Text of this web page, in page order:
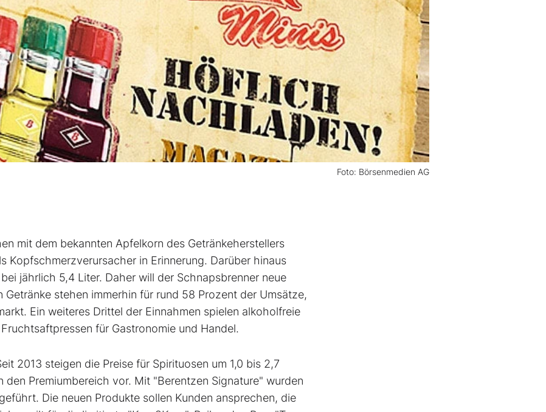
Foto: Börsenmedien AG
mit dem bekannten Apfelkorn des Getränkeherstellers
Kopfschmerzverursacher in Erinnerung. Darüber hinaus
jährlich 5,4 Liter. Daher will der Schnapsbrenner neue
stehen immerhin für rund 58 Prozent der Umsätze,
Ein weiteres Drittel der Einnahmen spielen alkoholfreie
für Gastronomie und Handel.
2013 steigen die Preise für Spirituosen um 1,0 bis 2,7
Premiumbereich vor. Mit "Berentzen Signature" wurden
Die neuen Produkte sollen Kunden ansprechen, die